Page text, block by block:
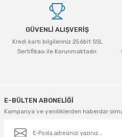
Bu ürüne benzer farklı alternatifler
GÜVENLİ ALIŞVERİŞ
Kredi kartı bilgileriniz 256bit SSL
Sertifikası ile Korunmaktadır.
E-BÜLTEN ABONELİĞİ
Kampanya ve yeniliklerden haberdar